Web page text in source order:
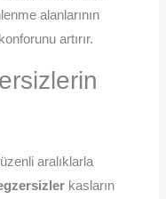
alanlarının
artırır.
aralıklarla
kasların